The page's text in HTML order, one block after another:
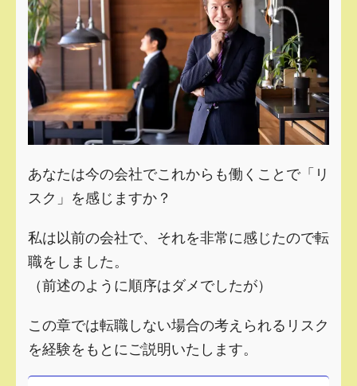
あなたは今の会社でこれからも働くことで「リ
スク」を感じますか？
私は以前の会社で、それを非常に感じたので転
職をしました。
（前述のように順序はダメでしたが）
この章では転職しない場合の考えられるリスク
を経験をもとにご説明いたします。